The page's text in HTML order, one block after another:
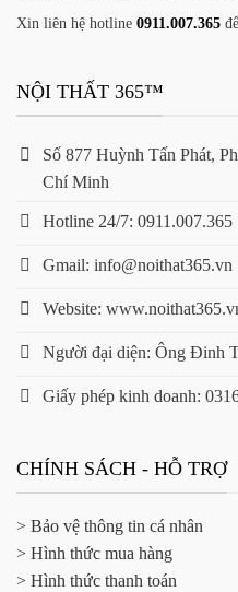
Xin liên hệ hotline 0911.007.365
NỘI THẤT 365™
Số 877 Huỳnh Tấn Phát,
Chí Minh
Hotline 24/7: 0911.007.365
Gmail: info@noithat365.vn
Website:
Người đại diện: Ông Đinh
Giấy phép kinh doanh:
CHÍNH SÁCH - HỖ TRỢ
> Bảo vệ thông tin cá nhân
> Hình thức mua hàng
> Hình thức thanh toán